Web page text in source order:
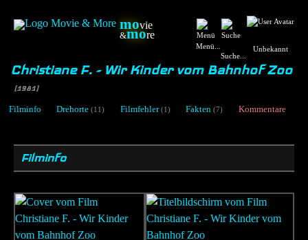
movie
&more
Menü...
Suche...
Unbekannt
Christiane F. - Wir Kinder vom Bahnhof Zoo
[1981]
Filminfo Drehorte (11) Filmfehler (1) Fakten (7) Kommentare
Filminfo